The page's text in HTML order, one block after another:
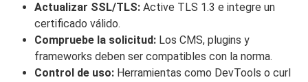
Actualizar SSL/TLS: Active TLS 1.3 e integre un
certificado válido.
Compruebe la solicitud: Los CMS, plugins y
frameworks deben ser compatibles con la norma.
Control de uso: Herramientas como DevTools o curl